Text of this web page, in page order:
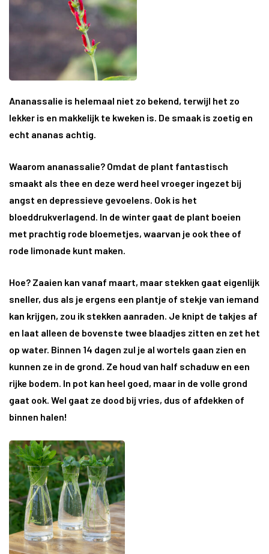
Ananassalie is helemaal niet zo bekend, terwijl het zo
lekker is en makkelijk te kweken is. De smaak is zoetig en
echt ananas achtig.
Waarom ananassalie? Omdat de plant fantastisch
smaakt als thee en deze werd heel vroeger ingezet bij
angst en depressieve gevoelens. Ook is het
bloeddrukverlagend. In de winter gaat de plant boeien
met prachtig rode bloemetjes, waarvan je ook thee of
rode limonade kunt maken.
Hoe? Zaaien kan vanaf maart, maar stekken gaat eigenlijk
sneller, dus als je ergens een plantje of stekje van iemand
kan krijgen, zou ik stekken aanraden. Je knipt de takjes af
en laat alleen de bovenste twee blaadjes zitten en zet het
op water. Binnen 14 dagen zul je al wortels gaan zien en
kunnen ze in de grond. Ze houd van half schaduw en een
rijke bodem. In pot kan heel goed, maar in de volle grond
gaat ook. Wel gaat ze dood bij vries, dus of afdekken of
binnen halen!